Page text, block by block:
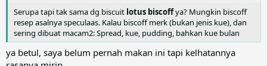
Serupa tapi tak sama dg biscuit lotus biscoffya? Mungkin biscoff
resep asalnya speculaas. Kalau biscoff merk (bukan jenis kue), dan
sering dibuat macam2: Spread, kue, pudding, bahkan kue bulan
ya betul, saya belum pernah makan ini tapi kelhatannya